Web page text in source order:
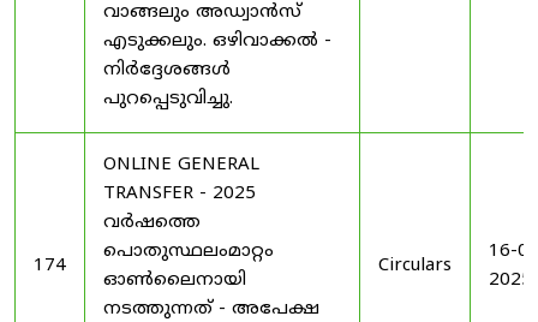
വാങ്ങലും അഡ്വാൻസ്
എടുക്കലും. ഒഴിവാക്കൽ -
നിർദ്ദേശങ്ങൾ
പുറപ്പെടുവിച്ചു.
174
ONLINE GENERAL
TRANSFER - 2025
വർഷത്തെ
പൊതുസ്ഥലംമാറ്റം
ഓൺലൈനായി
നടത്തുന്നത് - അപേക്ഷ
Circulars
16-
2025